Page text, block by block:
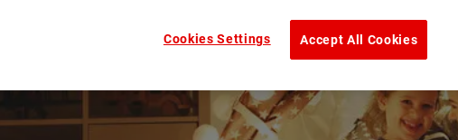
Accept All Cookies
Cookies Settings